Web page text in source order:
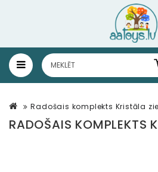
Radošais komplekts Kristāla
RADOŠAIS KOMPLEKTS